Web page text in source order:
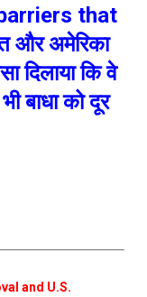
that
और अमेरिका
दिलाया कि वे
बाधा को दूर
and U.S.